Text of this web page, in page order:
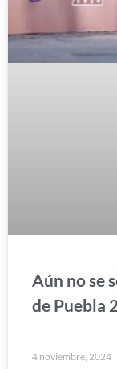
Aún no se
de Puebla
4 noviembre, 2024